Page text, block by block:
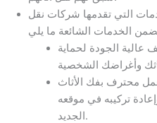
التي تقدمها شركات نقل
عالية الجودة لحماية
محترف بفك الأثاث
تركيبه في موقعه
الجديد.